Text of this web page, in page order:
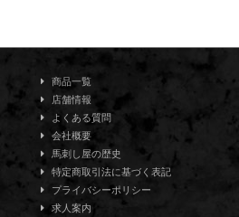
商品一覧
店舗情報
よくある質問
会社概要
馬刺し屋の歴史
特定商取引法に基づく表記
プライバシーポリシー
求人案内